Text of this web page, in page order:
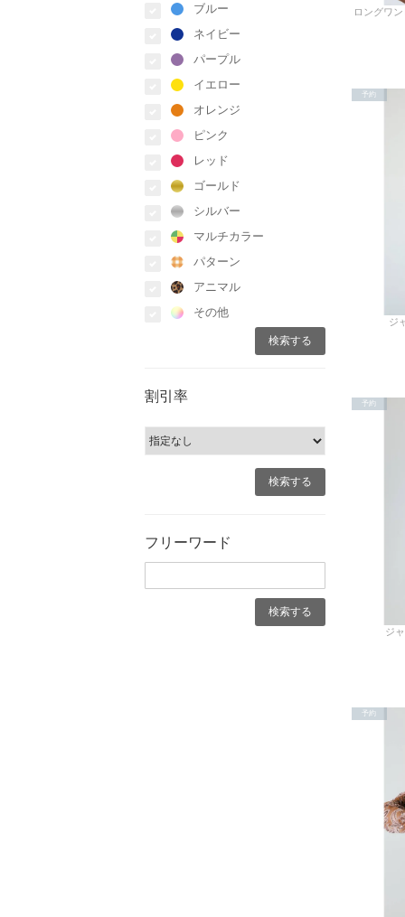
ブルー
ネイビー
パープル
イエロー
オレンジ
ピンク
レッド
ゴールド
シルバー
マルチカラー
パターン
アニマル
その他
割引率
フリーワード
ジ
予約
ジ
予約
予約